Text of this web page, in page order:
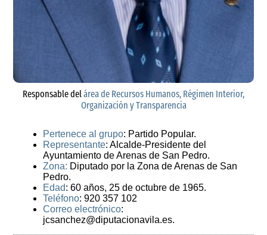
Responsable delárea de Recursos Humanos, Régimen Interior,
Organización y Transparencia
Pertenece al grupo: Partido Popular.
Representante: Alcalde-Presidente del
Ayuntamiento de Arenas de San Pedro.
Zona: Diputado por la Zona de Arenas de San
Pedro.
Edad: 60 años, 25 de octubre de 1965.
Teléfono: 920 357 102
Correo electrónico:
jcsanchez@diputacionavila.es.